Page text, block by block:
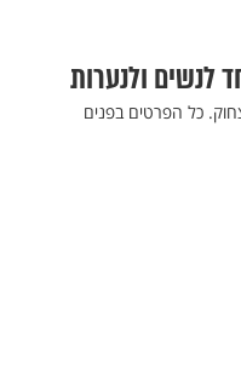
לנשים ולנערות
כל הפרטים בפנים